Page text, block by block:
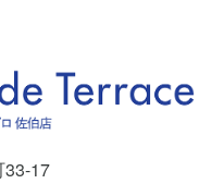
33-17